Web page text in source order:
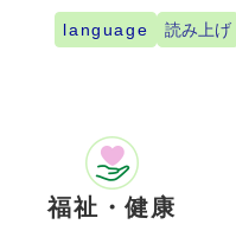
language 読み上げ
福祉・健康